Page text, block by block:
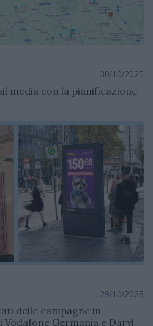
30/10/2025
media con la pianificazione
29/10/2025
delle campagne in
Germania e Daryl